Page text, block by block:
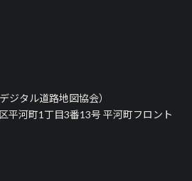
ジタル道路地図協会）
平河町1丁目3番13号 平河町フロント